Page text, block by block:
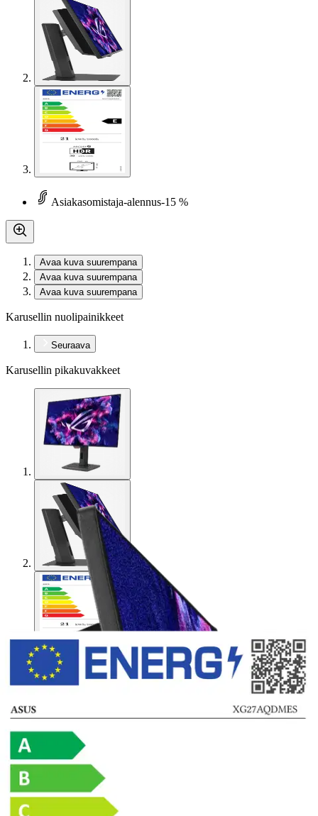
Asiakasomistaja-alennus-15 %
Avaa kuva suurempana
Avaa kuva suurempana
Avaa kuva suurempana
Karusellin nuolipainikkeet
Seuraava
Karusellin pikakuvakkeet
ASUS
Asus pelinäyttö
XG27AQDMES 27" OLED
449,65 €
Asiakasomistajahinta